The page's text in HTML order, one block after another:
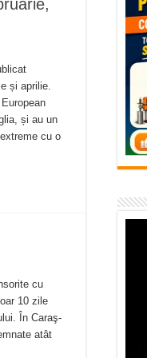
VIDEO
și aprilie.
și au un
cu o
cu
10 zile
În Caraş-
atât